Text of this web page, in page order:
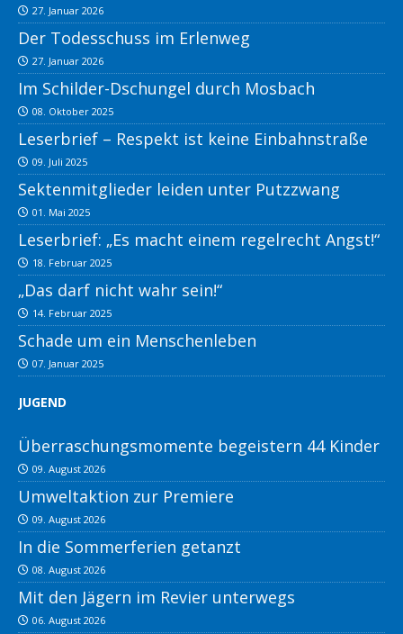
27. Januar 2026
Der Todesschuss im Erlenweg
27. Januar 2026
Im Schilder-Dschungel durch Mosbach
08. Oktober 2025
Leserbrief – Respekt ist keine Einbahnstraße
09. Juli 2025
Sektenmitglieder leiden unter Putzzwang
01. Mai 2025
Leserbrief: „Es macht einem regelrecht Angst!“
18. Februar 2025
„Das darf nicht wahr sein!“
14. Februar 2025
Schade um ein Menschenleben
07. Januar 2025
JUGEND
Überraschungsmomente begeistern 44 Kinder
09. August 2026
Umweltaktion zur Premiere
09. August 2026
In die Sommerferien getanzt
08. August 2026
Mit den Jägern im Revier unterwegs
06. August 2026